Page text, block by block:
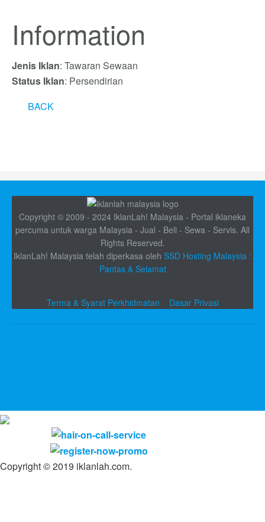
Information
Jenis Iklan: Tawaran Sewaan
Status Iklan: Persendirian
BACK
Copyright © 2009 - 2024 IklanLah! Malaysia - Portal iklaneka
percuma untuk warga Malaysia - Jual - Beli - Sewa - Servis. All
Rights Reserved.
IklanLah! Malaysia telah diperkasa oleh SSD Hosting Malaysia :
Pantas & Selamat
Terma & Syarat Perkhidmatan Dasar Privasi
Copyright © 2019 iklanlah.com.